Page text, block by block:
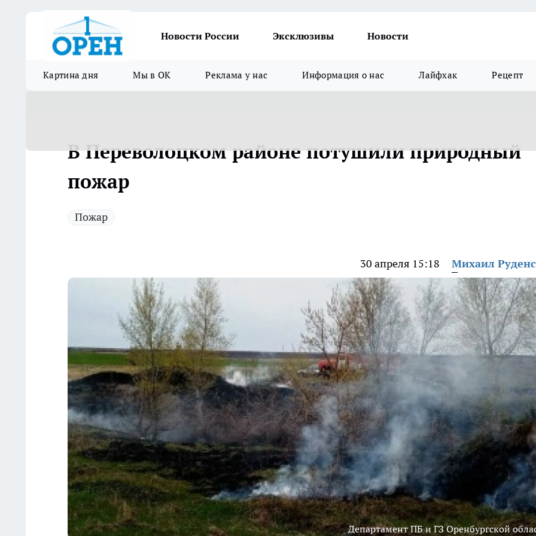
Новости России Эксклюзивы Новости
Картина дня Мы в ОК Реклама у нас Информация о нас Лайфхак Рецепт
В Переволоцком районе потушили природный
пожар
Пожар
30 апреля 15:18 Михаил
Департамент ПБ и ГЗ Оренбургской